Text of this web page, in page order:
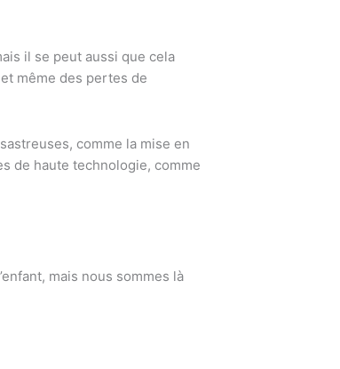
il se peut aussi que cela
même des pertes de
comme la mise en
de haute technologie, comme
mais nous sommes là